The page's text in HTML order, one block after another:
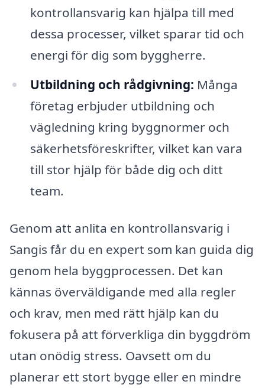
kontrollansvarig kan hjälpa till med
dessa processer, vilket sparar tid och
energi för dig som byggherre.
Utbildning och rådgivning: Många
företag erbjuder utbildning och
vägledning kring byggnormer och
säkerhetsföreskrifter, vilket kan vara
till stor hjälp för både dig och ditt
team.
Genom att anlita en kontrollansvarig i
Sangis får du en expert som kan guida dig
genom hela byggprocessen. Det kan
kännas överväldigande med alla regler
och krav, men med rätt hjälp kan du
fokusera på att förverkliga din byggdröm
utan onödig stress. Oavsett om du
planerar ett stort bygge eller en mindre